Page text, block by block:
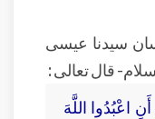
سيدنا عيسى
قال تعالى :
اعْبُدُوا اللَّهَ